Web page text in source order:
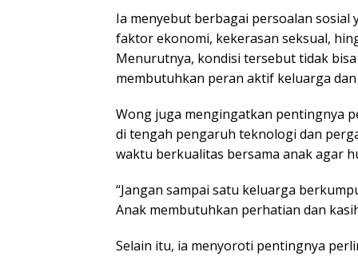
Ia menyebut berbagai persoalan
faktor ekonomi, kekerasan seksual,
Menurutnya, kondisi tersebut tidak
membutuhkan peran aktif keluarga
Wong juga mengingatkan pentingnya
di tengah pengaruh teknologi dan
waktu berkualitas bersama anak agar
“Jangan sampai satu keluarga
Anak membutuhkan perhatian dan
Selain itu, ia menyoroti pentingnya